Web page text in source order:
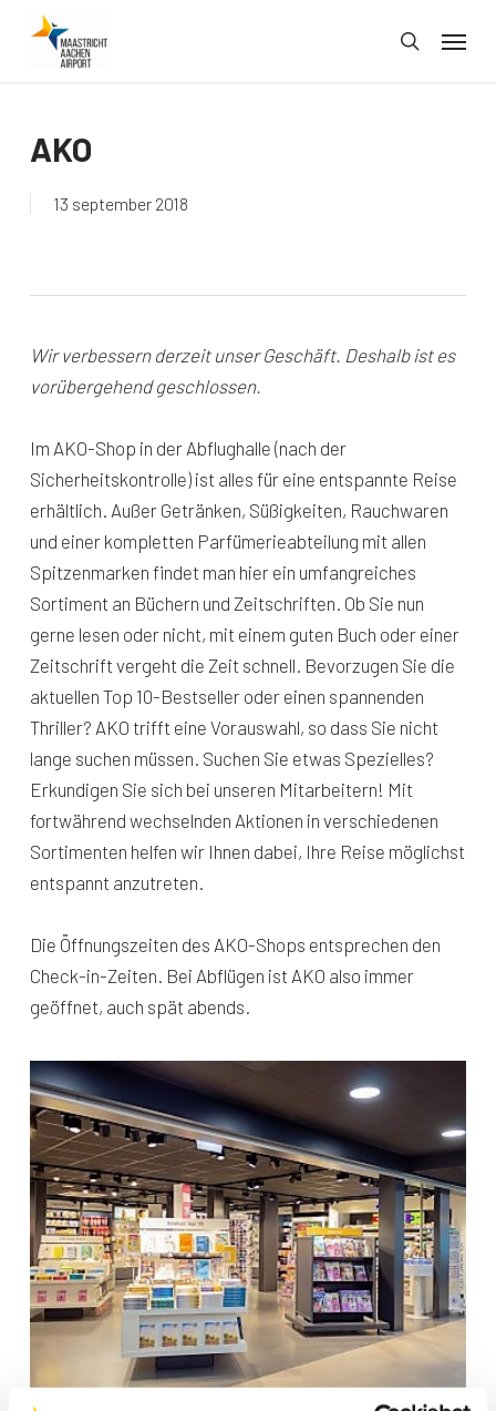
search
Menu
AKO
13 september 2018
Wir verbessern derzeit unser Geschäft. Deshalb ist es
vorübergehend geschlossen.
Im AKO-Shop in der Abflughalle (nach der
Sicherheitskontrolle) ist alles für eine entspannte Reise
erhältlich. Außer Getränken, Süßigkeiten, Rauchwaren
und einer kompletten Parfümerieabteilung mit allen
Spitzenmarken findet man hier ein umfangreiches
Sortiment an Büchern und Zeitschriften. Ob Sie nun
gerne lesen oder nicht, mit einem guten Buch oder einer
Zeitschrift vergeht die Zeit schnell. Bevorzugen Sie die
aktuellen Top 10-Bestseller oder einen spannenden
Thriller? AKO trifft eine Vorauswahl, so dass Sie nicht
lange suchen müssen. Suchen Sie etwas Spezielles?
Erkundigen Sie sich bei unseren Mitarbeitern! Mit
fortwährend wechselnden Aktionen in verschiedenen
Sortimenten helfen wir Ihnen dabei, Ihre Reise möglichst
entspannt anzutreten.
Die Öffnungszeiten des AKO-Shops entsprechen den
Check-in-Zeiten. Bei Abflügen ist AKO also immer
geöffnet, auch spät abends.